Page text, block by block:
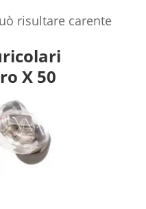
risultare carente
X 50